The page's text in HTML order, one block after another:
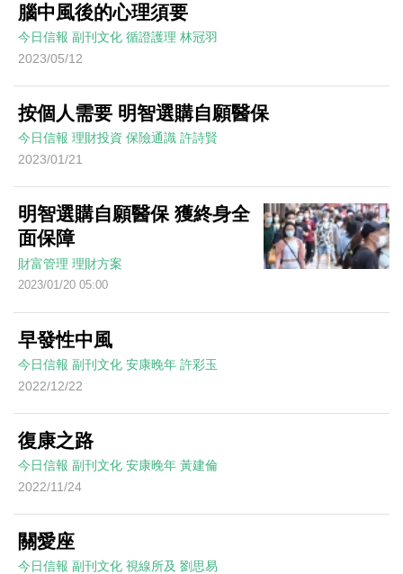
腦中風後的心理須要
今日信報 副刊文化 循證護理 林冠羽
2023/05/12
按個人需要 明智選購自願醫保
今日信報 理財投資 保險通識 許詩賢
2023/01/21
明智選購自願醫保 獲終身全
面保障
財富管理 理財方案
2023/01/20 05:00
早發性中風
今日信報 副刊文化 安康晚年 許彩玉
2022/12/22
復康之路
今日信報 副刊文化 安康晚年 黃建倫
2022/11/24
關愛座
今日信報 副刊文化 視線所及 劉思易